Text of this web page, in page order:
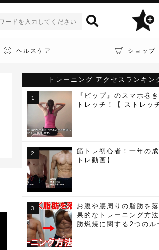
ヘルスケア ショップ
トレーニング アクセスランキン
『ピップ』のスマホ巻
トレッチ！【 ストレッ
筋トレ初心者！一年の
トレ動画】
お腹や腰周りの脂肪を
果的なトレーニング方
肪燃焼に関する2つのル